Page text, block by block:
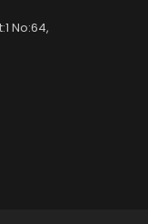
No:64,